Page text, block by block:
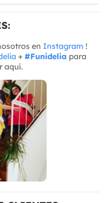
en Instagram !
+ #Funidelia para
aquí.